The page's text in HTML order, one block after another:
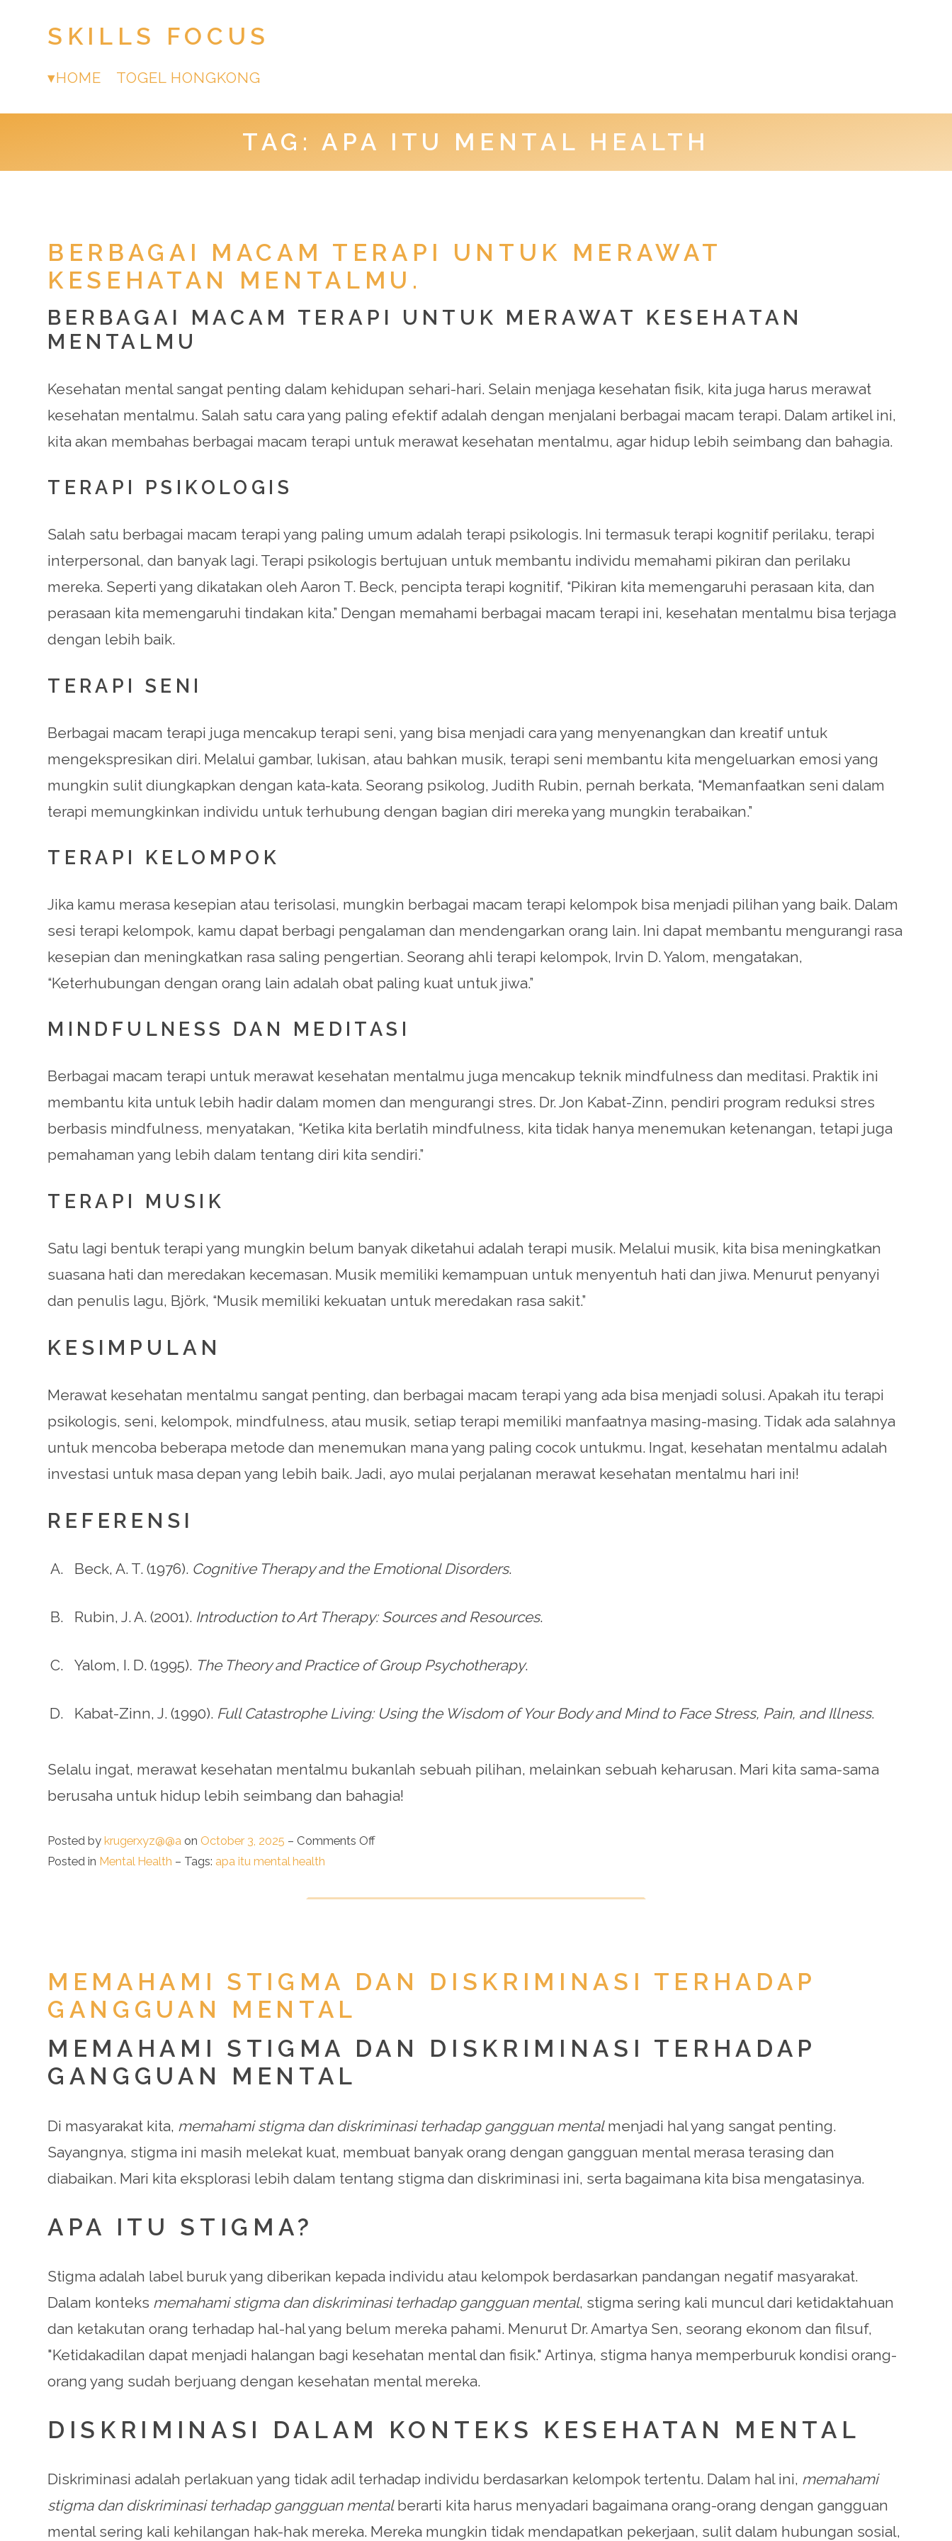
SKILLS FOCUS
HOME TOGEL HONGKONG
TAG:APA ITU MENTAL HEALTH
BERBAGAI MACAM TERAPI UNTUK MERAWAT
KESEHATAN MENTALMU.
BERBAGAI MACAM TERAPI UNTUK MERAWAT KESEHATAN
MENTALMU
Kesehatan mental sangat penting dalam kehidupan sehari-hari. Selain menjaga kesehatan fisik, kita juga harus merawat
kesehatan mentalmu. Salah satu cara yang paling efektif adalah dengan menjalani berbagai macam terapi. Dalam artikel ini,
kita akan membahas berbagai macam terapi untuk merawat kesehatan mentalmu, agar hidup lebih seimbang dan bahagia.
TERAPI PSIKOLOGIS
Salah satu berbagai macam terapi yang paling umum adalah terapi psikologis. Ini termasuk terapi kognitif perilaku, terapi
interpersonal, dan banyak lagi. Terapi psikologis bertujuan untuk membantu individu memahami pikiran dan perilaku
mereka. Seperti yang dikatakan oleh Aaron T. Beck, pencipta terapi kognitif, “Pikiran kita memengaruhi perasaan kita, dan
perasaan kita memengaruhi tindakan kita.” Dengan memahami berbagai macam terapi ini, kesehatan mentalmu bisa terjaga
dengan lebih baik.
TERAPI SENI
Berbagai macam terapi juga mencakup terapi seni, yang bisa menjadi cara yang menyenangkan dan kreatif untuk
mengekspresikan diri. Melalui gambar, lukisan, atau bahkan musik, terapi seni membantu kita mengeluarkan emosi yang
mungkin sulit diungkapkan dengan kata-kata. Seorang psikolog, Judith Rubin, pernah berkata, “Memanfaatkan seni dalam
terapi memungkinkan individu untuk terhubung dengan bagian diri mereka yang mungkin terabaikan.”
TERAPI KELOMPOK
Jika kamu merasa kesepian atau terisolasi, mungkin berbagai macam terapi kelompok bisa menjadi pilihan yang baik. Dalam
sesi terapi kelompok, kamu dapat berbagi pengalaman dan mendengarkan orang lain. Ini dapat membantu mengurangi rasa
kesepian dan meningkatkan rasa saling pengertian. Seorang ahli terapi kelompok, Irvin D. Yalom, mengatakan,
“Keterhubungan dengan orang lain adalah obat paling kuat untuk jiwa.”
MINDFULNESS DAN MEDITASI
Berbagai macam terapi untuk merawat kesehatan mentalmu juga mencakup teknik mindfulness dan meditasi. Praktik ini
membantu kita untuk lebih hadir dalam momen dan mengurangi stres. Dr. Jon Kabat-Zinn, pendiri program reduksi stres
berbasis mindfulness, menyatakan, “Ketika kita berlatih mindfulness, kita tidak hanya menemukan ketenangan, tetapi juga
pemahaman yang lebih dalam tentang diri kita sendiri.”
TERAPI MUSIK
Satu lagi bentuk terapi yang mungkin belum banyak diketahui adalah terapi musik. Melalui musik, kita bisa meningkatkan
suasana hati dan meredakan kecemasan. Musik memiliki kemampuan untuk menyentuh hati dan jiwa. Menurut penyanyi
dan penulis lagu, Björk, “Musik memiliki kekuatan untuk meredakan rasa sakit.”
KESIMPULAN
Merawat kesehatan mentalmu sangat penting, dan berbagai macam terapi yang ada bisa menjadi solusi. Apakah itu terapi
psikologis, seni, kelompok, mindfulness, atau musik, setiap terapi memiliki manfaatnya masing-masing. Tidak ada salahnya
untuk mencoba beberapa metode dan menemukan mana yang paling cocok untukmu. Ingat, kesehatan mentalmu adalah
investasi untuk masa depan yang lebih baik. Jadi, ayo mulai perjalanan merawat kesehatan mentalmu hari ini!
REFERENSI
Beck, A. T. (1976). Cognitive Therapy and the Emotional Disorders.
Rubin, J. A. (2001). Introduction to Art Therapy: Sources and Resources.
Yalom, I. D. (1995). The Theory and Practice of Group Psychotherapy.
Kabat-Zinn, J. (1990). Full Catastrophe Living: Using the Wisdom of Your Body and Mind to Face Stress, Pain, and Illness.
Selalu ingat, merawat kesehatan mentalmu bukanlah sebuah pilihan, melainkan sebuah keharusan. Mari kita sama-sama
berusaha untuk hidup lebih seimbang dan bahagia!
Posted bykrugerxyz@@a on October 3, 2025 – Comments Off
Posted in Mental Health – Tags: apa itu mental health
MEMAHAMI STIGMA DAN DISKRIMINASI TERHADAP
GANGGUAN MENTAL
MEMAHAMI STIGMA DAN DISKRIMINASI TERHADAP
GANGGUAN MENTAL
Di masyarakat kita, memahami stigma dan diskriminasi terhadap gangguan mentalmenjadi hal yang sangat penting.
Sayangnya, stigma ini masih melekat kuat, membuat banyak orang dengan gangguan mental merasa terasing dan
diabaikan. Mari kita eksplorasi lebih dalam tentang stigma dan diskriminasi ini, serta bagaimana kita bisa mengatasinya.
APA ITU STIGMA?
Stigma adalah label buruk yang diberikan kepada individu atau kelompok berdasarkan pandangan negatif masyarakat.
Dalam konteks memahami stigma dan diskriminasi terhadap gangguan mental, stigma sering kali muncul dari ketidaktahuan
dan ketakutan orang terhadap hal-hal yang belum mereka pahami. Menurut Dr. Amartya Sen, seorang ekonom dan filsuf,
"Ketidakadilan dapat menjadi halangan bagi kesehatan mental dan fisik." Artinya, stigma hanya memperburuk kondisi orang-
orang yang sudah berjuang dengan kesehatan mental mereka.
DISKRIMINASI DALAM KONTEKS KESEHATAN MENTAL
Diskriminasi adalah perlakuan yang tidak adil terhadap individu berdasarkan kelompok tertentu. Dalam hal ini, memahami
stigma dan diskriminasi terhadap gangguan mentalberarti kita harus menyadari bagaimana orang-orang dengan gangguan
mental sering kali kehilangan hak-hak mereka. Mereka mungkin tidak mendapatkan pekerjaan, sulit dalam hubungan sosial,